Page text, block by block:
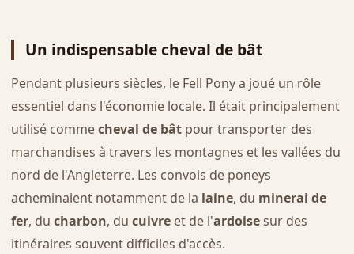
Un indispensable cheval de bât
Pendant plusieurs siècles, le Fell Pony a joué un rôle
essentiel dans l'économie locale. Il était principalement
utilisé commecheval de bâtpour transporter des
marchandises à travers les montagnes et les vallées du
nord de l'Angleterre. Les convois de poneys
acheminaient notamment de la laine, du minerai de
fer, du charbon, du cuivreet de l'ardoisesur des
itinéraires souvent difficiles d'accès.